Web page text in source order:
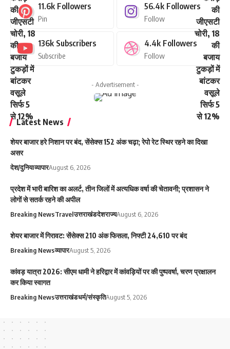
11.6k Followers
Pin
56.4k Followers
Follow
136k Subscribers
Subscribe
4.4k Followers
Follow
- Advertisement -
Latest News
शेयर बाजार हरे निशान पर बंद, सेंसेक्स 152 अंक चढ़ा; रेपो रेट स्थिर रहने का दिखा
असर
देश/दुनियाव्यापारAugust 6, 2026
प्रदेश में भारी बारिश का अलर्ट, तीन जिलों में अत्यधिक वर्षा की चेतावनी; प्रशासन ने
लोगों से सतर्क रहने की अपील
Breaking NewsTravelउत्तराखंडदेशराज्यAugust 6, 2026
शेयर बाजार में गिरावट: सेंसेक्स 210 अंक फिसला, निफ्टी 24,610 पर बंद
Breaking Newsव्यापारAugust 5, 2026
कांवड़ यात्रा 2026: सीएम धामी ने हरिद्वार में कांवड़ियों पर की पुष्पवर्षा, चरण प्रक्षालन
कर किया स्वागत
Breaking Newsउत्तराखंडधर्म/संस्कृतिAugust 5, 2026